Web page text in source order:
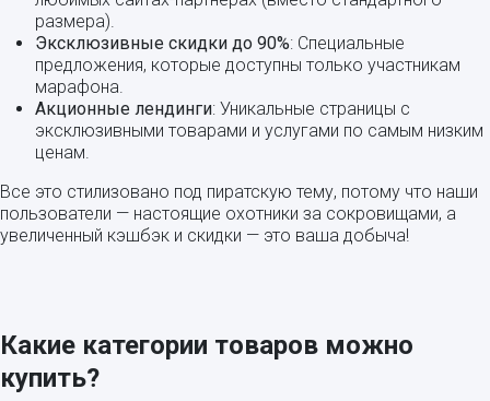
размера).
Эксклюзивные скидки до 90%: Специальные
предложения, которые доступны только участникам
марафона.
Акционные лендинги: Уникальные страницы с
эксклюзивными товарами и услугами по самым низким
ценам.
Все это стилизовано под пиратскую тему, потому что наши
пользователи — настоящие охотники за сокровищами, а
увеличенный кэшбэк и скидки — это ваша добыча!
Какие категории товаров можно
купить?